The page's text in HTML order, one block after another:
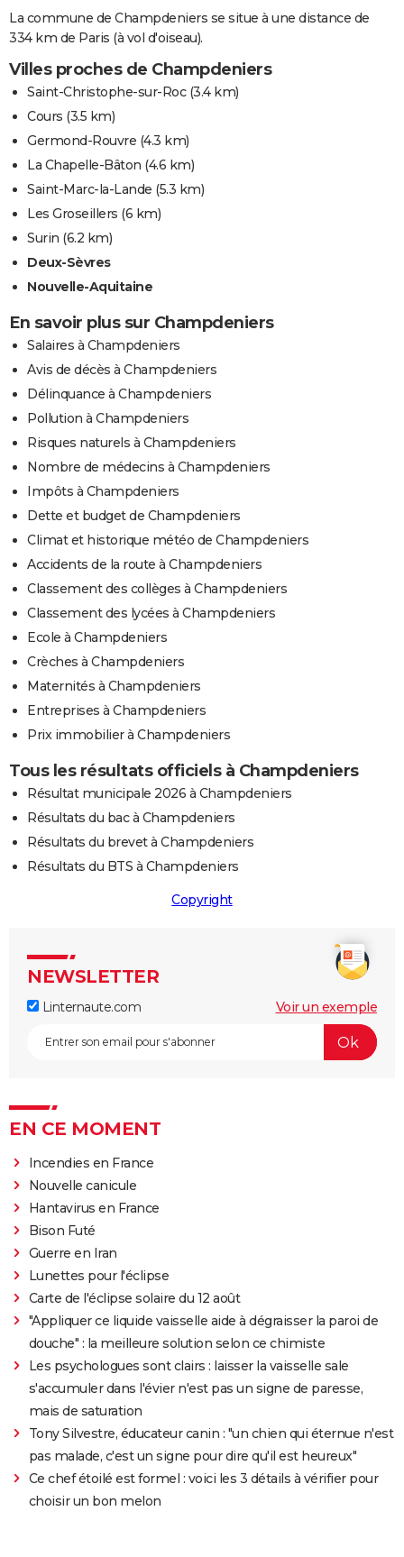
La commune de Champdeniers se situe à une distance de
334 km de Paris (à vol d'oiseau).
Villes proches de Champdeniers
Saint-Christophe-sur-Roc(3.4 km)
Cours (3.5 km)
Germond-Rouvre (4.3 km)
La Chapelle-Bâton (4.6 km)
Saint-Marc-la-Lande (5.3 km)
Les Groseillers (6 km)
Surin (6.2 km)
Deux-Sèvres
Nouvelle-Aquitaine
En savoir plus sur Champdeniers
Salaires à Champdeniers
Avis de décès à Champdeniers
Délinquance à Champdeniers
Pollution à Champdeniers
Risques naturels à Champdeniers
Nombre de médecins à Champdeniers
Impôts à Champdeniers
Dette et budget de Champdeniers
Climat et historique météo de Champdeniers
Accidents de la route à Champdeniers
Classement des collèges à Champdeniers
Classement des lycées à Champdeniers
Ecole à Champdeniers
Crèches à Champdeniers
Maternités à Champdeniers
Entreprises à Champdeniers
Prix immobilier à Champdeniers
Tous les résultats officiels à Champdeniers
Résultat municipale 2026 à Champdeniers
Résultats du bac à Champdeniers
Résultats du brevet à Champdeniers
Résultats du BTS à Champdeniers
Copyright
NEWSLETTER
Linternaute.com Voir un exemple
EN CE MOMENT
Incendies en France
Nouvelle canicule
Hantavirus en France
Bison Futé
Guerre en Iran
Lunettes pour l'éclipse
Carte de l'éclipse solaire du 12 août
"Appliquer ce liquide vaisselle aide à dégraisser la paroi de
douche" : la meilleure solution selon ce chimiste
Les psychologues sont clairs : laisser la vaisselle sale
s'accumuler dans l'évier n'est pas un signe de paresse,
mais de saturation
Tony Silvestre, éducateur canin : "un chien qui éternue n'est
pas malade, c'est un signe pour dire qu'il est heureux"
Ce chef étoilé est formel : voici les 3 détails à vérifier pour
choisir un bon melon